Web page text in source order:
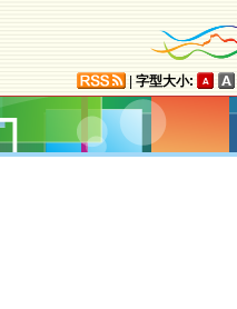
字型大小: